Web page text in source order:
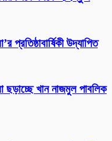
উদ্যাপিত
খান নাজমুল পাবলিক